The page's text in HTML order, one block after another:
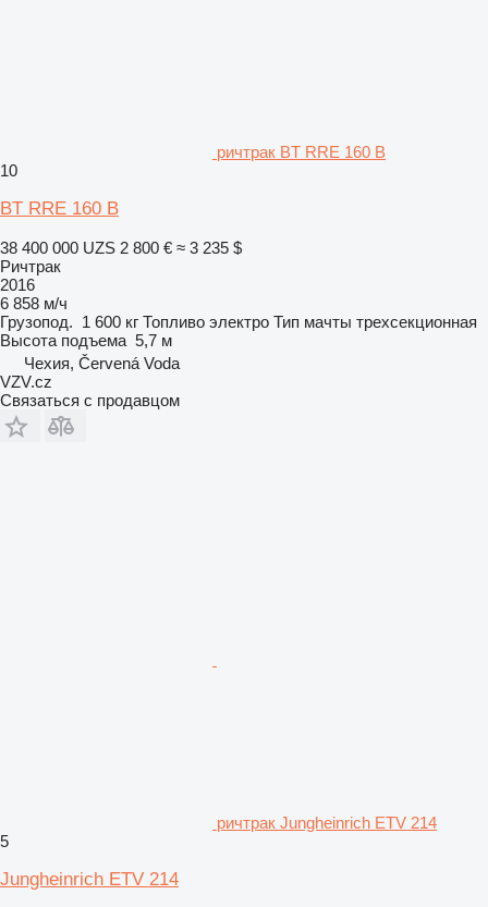
ричтрак BT RRE 160 B
10
BT RRE 160 B
38 400 000 UZS 2 800 € ≈ 3 235 $
Ричтрак
2016
6 858 м/ч
Грузопод. 1 600 кг Топливо электро Тип мачты трехсекционная
Высота подъема 5,7 м
Чехия, Červená Voda
VZV.cz
Связаться с продавцом
ричтрак Jungheinrich ETV 214
5
Jungheinrich ETV 214